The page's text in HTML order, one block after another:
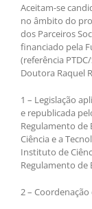
Aceitam-se
no âmbito do
dos Parceiros
financiado pela
(referência
Doutora Raquel
1 – Legislação
e republicada
Regulamento de
Ciência e a
Instituto de
Regulamento de
2 –